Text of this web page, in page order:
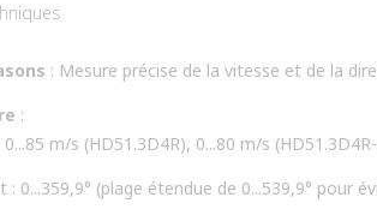
: Mesure précise de la vitesse et de la
:
m/s (HD51.3D4R), 0...80 m/s
: 0...359,9° (plage étendue de 0...539,9° pour